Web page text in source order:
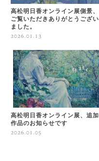
高松明日香オンライン展側景、
ご覧いただきありがとうござい
ました。
2026.01.13
高松明日香オンライン展、追加
作品のお知らせです
2026.01.05